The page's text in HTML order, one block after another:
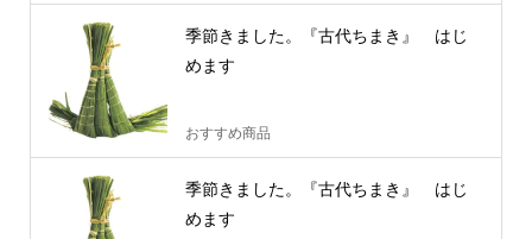
季節きました。『古代ちまき』 はじ
めます
おすすめ商品
季節きました。『古代ちまき』 はじ
めます